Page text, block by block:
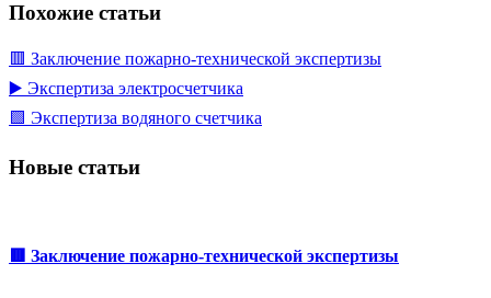
Похожие статьи
🟥 Заключение пожарно-технической экспертизы
▶️ Экспертиза электросчетчика
🟩 Экспертиза водяного счетчика
Новые статьи
🟥 Заключение пожарно-технической экспертизы